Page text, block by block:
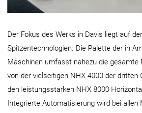
Der Fokus des Werks in Davis liegt auf
Spitzentechnologien. Die Palette der in
Maschinen umfasst nahezu die gesamte
von der vielseitigen NHX 4000 der dritten
den leistungsstarken NHX 8000
Integrierte Automatisierung wird bei allen